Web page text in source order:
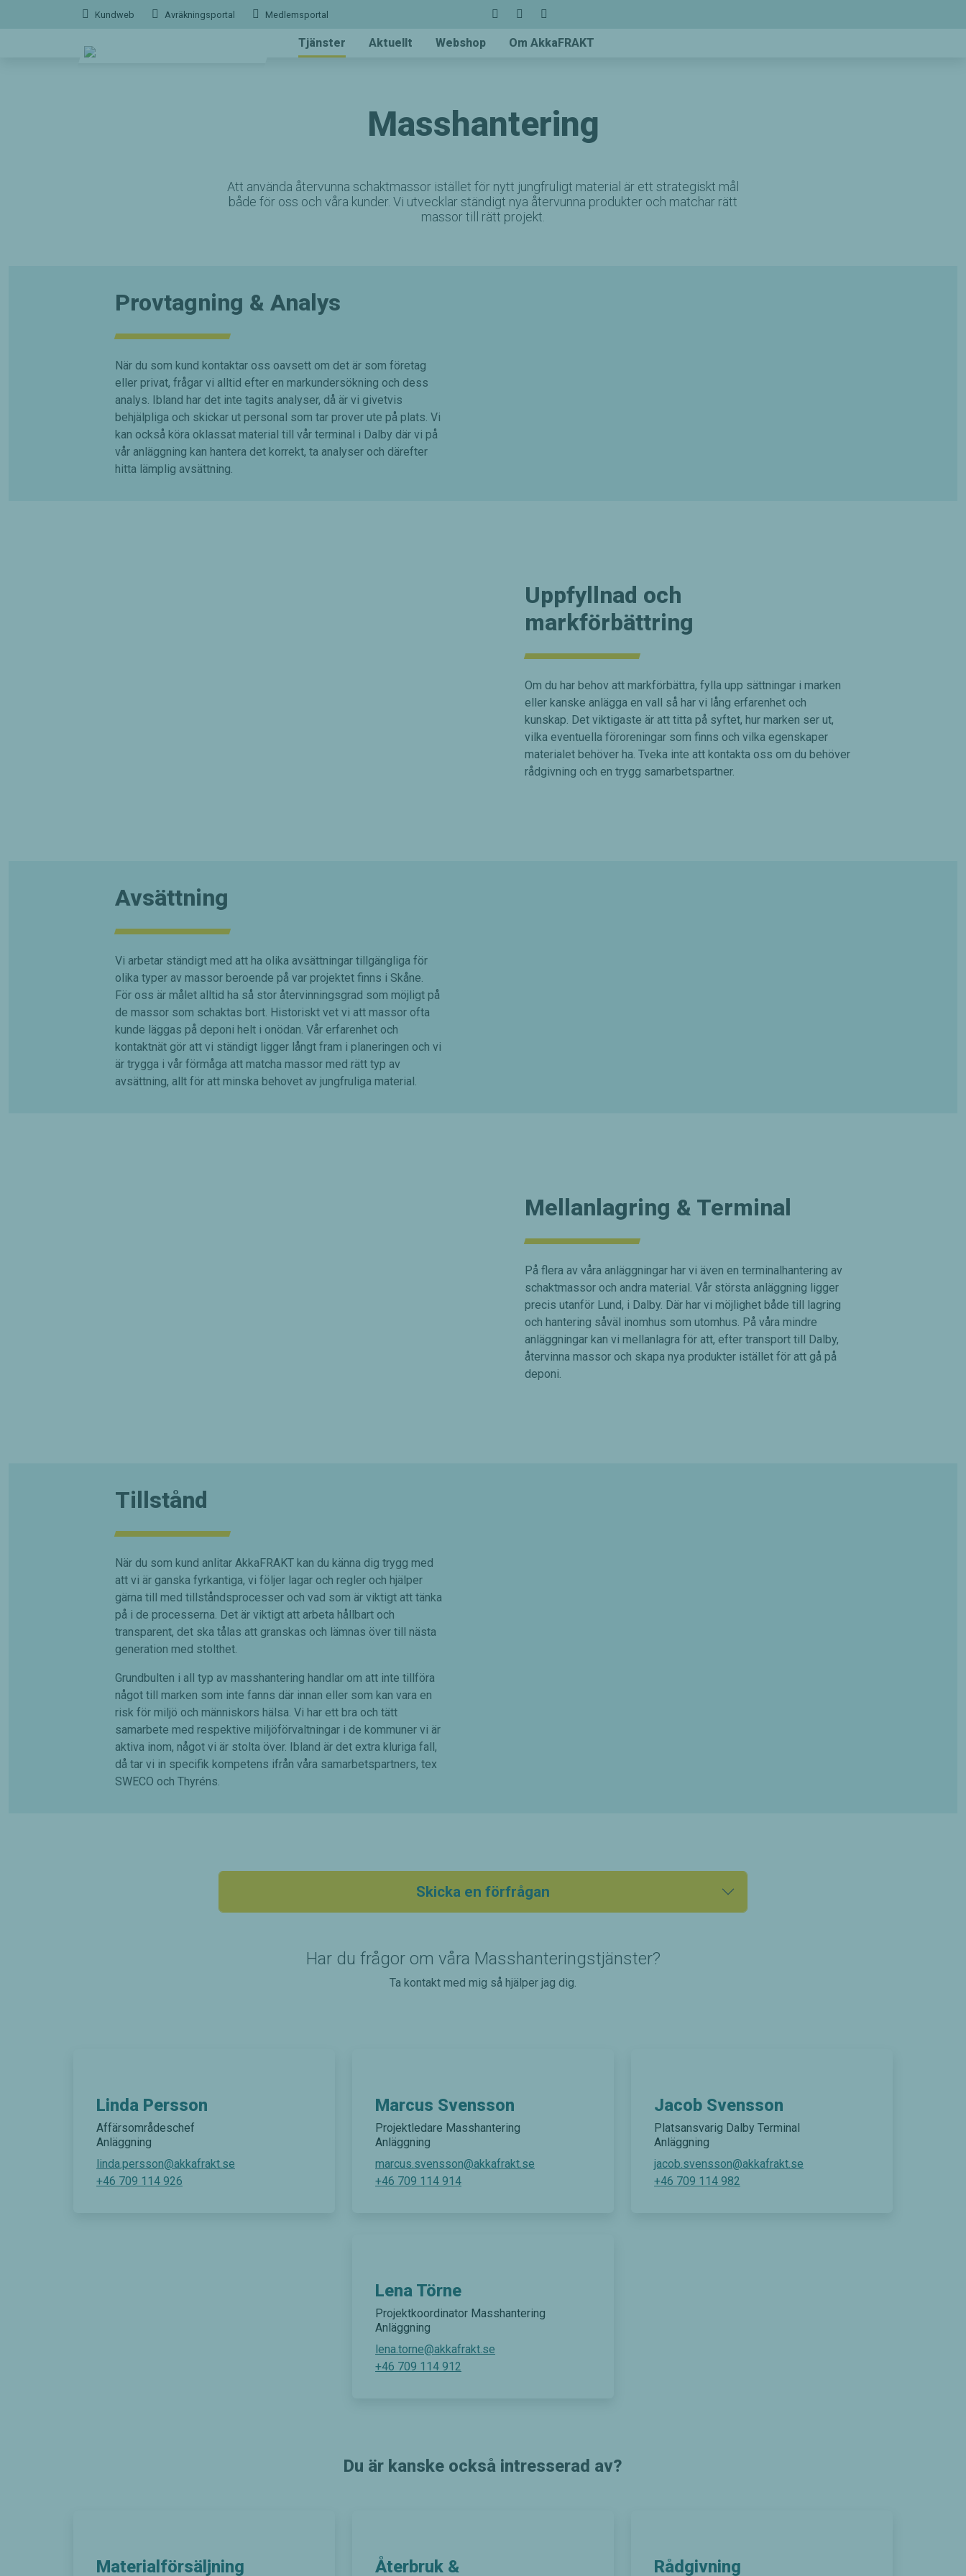
Kundweb Avräkningsportal Medlemsportal
Tjänster Aktuellt Webshop Om AkkaFRAKT
Masshantering
Att använda återvunna schaktmassor istället för nytt jungfruligt material är ett strategiskt mål
både för oss och våra kunder. Vi utvecklar ständigt nya återvunna produkter och matchar rätt
massor till rätt projekt.
Provtagning & Analys
När du som kund kontaktar oss oavsett om det är som företag
eller privat, frågar vi alltid efter en markundersökning och dess
analys. Ibland har det inte tagits analyser, då är vi givetvis
behjälpliga och skickar ut personal som tar prover ute på plats. Vi
kan också köra oklassat material till vår terminal i Dalby där vi på
vår anläggning kan hantera det korrekt, ta analyser och därefter
hitta lämplig avsättning.
Uppfyllnad och
markförbättring
Om du har behov att markförbättra, fylla upp sättningar i marken
eller kanske anlägga en vall så har vi lång erfarenhet och
kunskap. Det viktigaste är att titta på syftet, hur marken ser ut,
vilka eventuella föroreningar som finns och vilka egenskaper
materialet behöver ha. Tveka inte att kontakta oss om du behöver
rådgivning och en trygg samarbetspartner.
Avsättning
Vi arbetar ständigt med att ha olika avsättningar tillgängliga för
olika typer av massor beroende på var projektet finns i Skåne.
För oss är målet alltid ha så stor återvinningsgrad som möjligt på
de massor som schaktas bort. Historiskt vet vi att massor ofta
kunde läggas på deponi helt i onödan. Vår erfarenhet och
kontaktnät gör att vi ständigt ligger långt fram i planeringen och vi
är trygga i vår förmåga att matcha massor med rätt typ av
avsättning, allt för att minska behovet av jungfruliga material.
Mellanlagring & Terminal
På flera av våra anläggningar har vi även en terminalhantering av
schaktmassor och andra material. Vår största anläggning ligger
precis utanför Lund, i Dalby. Där har vi möjlighet både till lagring
och hantering såväl inomhus som utomhus. På våra mindre
anläggningar kan vi mellanlagra för att, efter transport till Dalby,
återvinna massor och skapa nya produkter istället för att gå på
deponi.
Tillstånd
När du som kund anlitar AkkaFRAKT kan du känna dig trygg med
att vi är ganska fyrkantiga, vi följer lagar och regler och hjälper
gärna till med tillståndsprocesser och vad som är viktigt att tänka
på i de processerna. Det är viktigt att arbeta hållbart och
transparent, det ska tålas att granskas och lämnas över till nästa
generation med stolthet.
Grundbulten i all typ av masshantering handlar om att inte tillföra
något till marken som inte fanns där innan eller som kan vara en
risk för miljö och människors hälsa. Vi har ett bra och tätt
samarbete med respektive miljöförvaltningar i de kommuner vi är
aktiva inom, något vi är stolta över. Ibland är det extra kluriga fall,
då tar vi in specifik kompetens ifrån våra samarbetspartners, tex
SWECO och Thyréns.
Skicka en förfrågan
Har du frågor om våra Masshanteringstjänster?
Ta kontakt med mig så hjälper jag dig.
Linda Persson
Affärsområdeschef
Anläggning
linda.persson@akkafrakt.se
+46 709 114 926
Marcus Svensson
Projektledare Masshantering
Anläggning
marcus.svensson@akkafrakt.se
+46 709 114 914
Jacob Svensson
Platsansvarig Dalby Terminal
Anläggning
jacob.svensson@akkafrakt.se
+46 709 114 982
Lena Törne
Projektkoordinator Masshantering
Anläggning
lena.torne@akkafrakt.se
+46 709 114 912
Du är kanske också intresserad av?
Materialförsäljning Återbruk & Rådgivning
välja bort. De
behövs för
att hemsidan
taget ska
och
uppbyggnad,
ska prestera